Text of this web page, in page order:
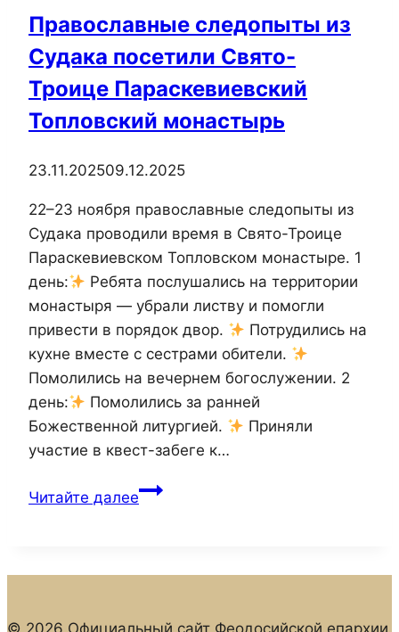
Православные следопыты из
Судака посетили Свято-
Троице Параскевиевский
Топловский монастырь
23.11.202509.12.2025
22–23 ноября православные следопыты из
Судака проводили время в Свято-Троице
Параскевиевском Топловском монастыре. 1
день:
Ребята послушались на территории
монастыря — убрали листву и помогли
привести в порядок двор.
Потрудились на
кухне вместе с сестрами обители.
Помолились на вечернем богослужении. 2
день:
Помолились за ранней
Божественной литургией.
Приняли
участие в квест-забеге к…
Читайте далееПравославные